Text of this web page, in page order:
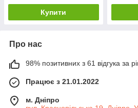
Купити
Про нас
98% позитивних з 61 відгука за
Працює з 21.01.2022
м. Дніпро